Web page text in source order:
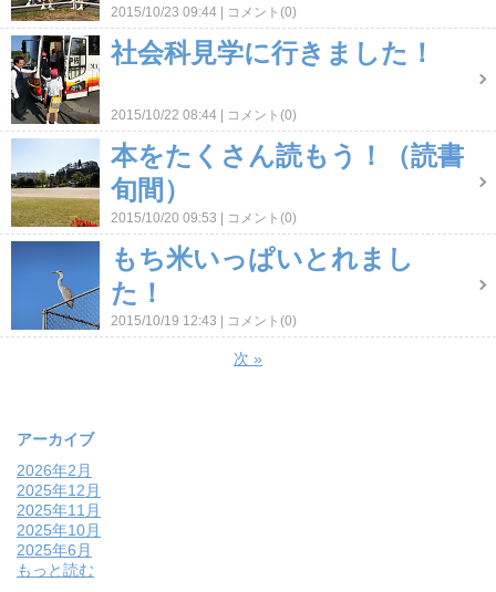
2015/10/23 09:44 コメント(0)
社会科見学に行きました！
2015/10/22 08:44 コメント(0)
本をたくさん読もう！（読書
旬間）
2015/10/20 09:53 コメント(0)
もち米いっぱいとれまし
た！
2015/10/19 12:43 コメント(0)
次 »
アーカイブ
2026年2月
2025年12月
2025年11月
2025年10月
2025年6月
もっと読む